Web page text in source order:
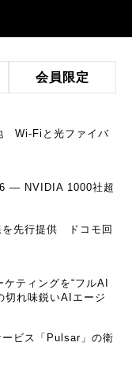
会員限定
Wi-Fiと光ファイバ
― NVIDIA 1000社超
を先行提供 ドコモ回
ティングを“フルAI
れ味鋭いAIエージ
ビス「Pulsar」の衛